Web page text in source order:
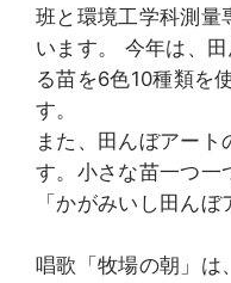
班と環境工学科測量
います。 今年は、
る苗を6色10種類を
す。
また、田んぼアー
す。小さな苗一つ一
「かがみいし田んぼ
唱歌「牧場の朝」は